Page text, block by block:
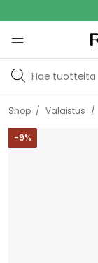
Shop / Valaistus /
-9%